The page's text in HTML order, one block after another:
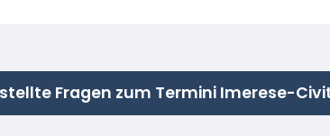
Fragen zum Termini Imerese-